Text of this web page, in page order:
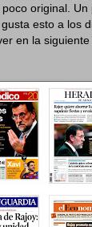
original.
esto a los
en la